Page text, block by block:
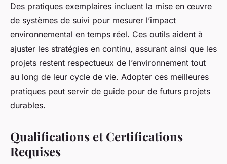
Des pratiques exemplaires incluent la mise en œuvre
de systèmes de suivi pour mesurer l’impact
environnemental en temps réel. Ces outils aident à
ajuster les stratégies en continu, assurant ainsi que les
projets restent respectueux de l’environnement tout
au long de leur cycle de vie. Adopter ces meilleures
pratiques peut servir de guide pour de futurs projets
durables.
Qualifications et Certifications
Requises